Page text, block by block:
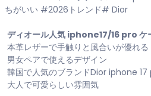
ちがいい #2026トレンド# Dior
ディオール人気 iphone17/16 pro ケ
本革レザーで手触りと風合いが優れる
男女ペアで使えるデザイン
韓国で人気のブランドDior iphone
大人で可愛らしい雰囲気